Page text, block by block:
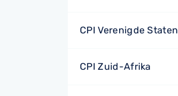
CPI Verenigde Staten
CPI Zuid-Afrika